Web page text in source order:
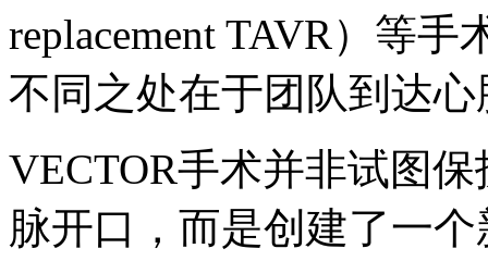
replacement TAVR）等
不同之处在于团队到达
VECTOR手术并非试图
脉开口，而是创建了一